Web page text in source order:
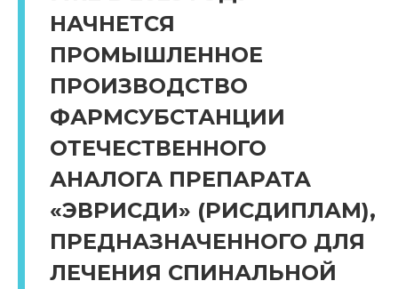
НАЧНЕТСЯ
ПРОМЫШЛЕННОЕ
ПРОИЗВОДСТВО
ФАРМСУБСТАНЦИИ
ОТЕЧЕСТВЕННОГО
АНАЛОГА ПРЕПАРАТА
«ЭВРИСДИ» (РИСДИПЛАМ),
ПРЕДНАЗНАЧЕННОГО ДЛЯ
ЛЕЧЕНИЯ CПИНАЛЬНОЙ